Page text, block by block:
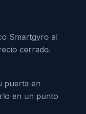
Smartgyro al
cerrado.
puerta en
en un punto